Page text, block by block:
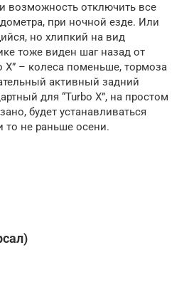
возможность отключить все
при ночной езде. Или
но хлипкий на вид
тоже виден шаг назад от
X” – колеса поменьше, тормоза
активный задний
для “Turbo X”, на простом
будет устанавливаться
то не раньше осени.